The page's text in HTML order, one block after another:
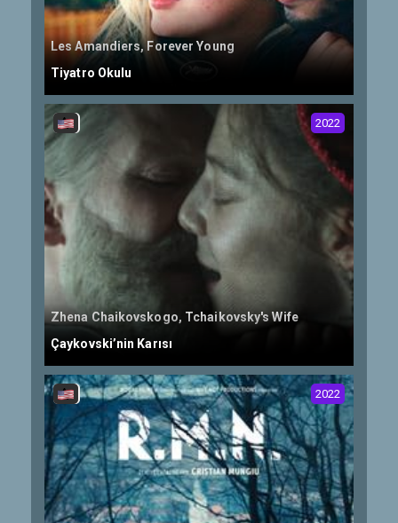
Les Amandiers, Forever Young
Tiyatro Okulu
Zhena Chaikovskogo, Tchaikovsky's Wife
Çaykovski’nin Karısı
2022
2022